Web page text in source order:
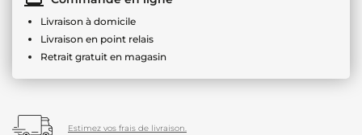
Livraison à domicile
Livraison en point relais
Retrait gratuit en magasin
Estimez vos frais de livraison.